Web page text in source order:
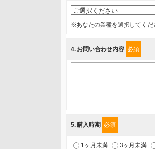
〒231-8008 神奈川県横浜市中
1.当社が取り扱う商品・サービ
2.当社が開催（主催・共催・
第三者提供の有無
あり
※あなたの業種を選択してくだ
4. お問い合わせ内容 必須
5. 購入時期 必須
1ヶ月未満 3ヶ月未満